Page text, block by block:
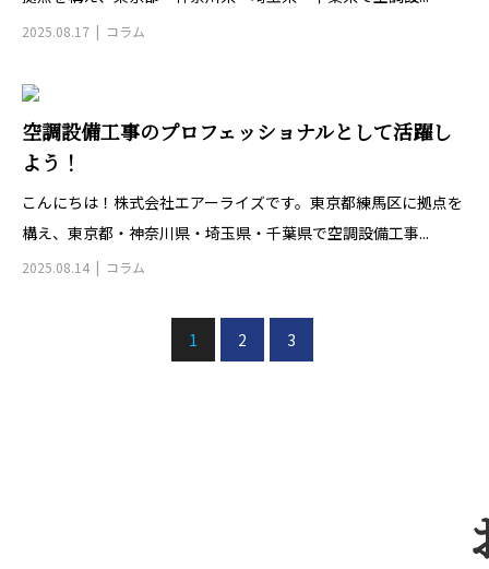
2025.08.17 コラム
空調設備工事のプロフェッショナルとして活躍し
よう！
こんにちは！株式会社エアーライズです。東京都練馬区に拠点を
構え、東京都・神奈川県・埼玉県・千葉県で空調設備工事...
2025.08.14 コラム
1 2 3